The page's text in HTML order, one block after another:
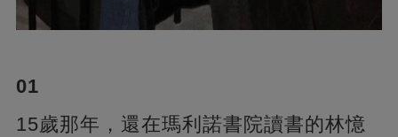
01
15歲那年，還在瑪利諾書院讀書的林憶